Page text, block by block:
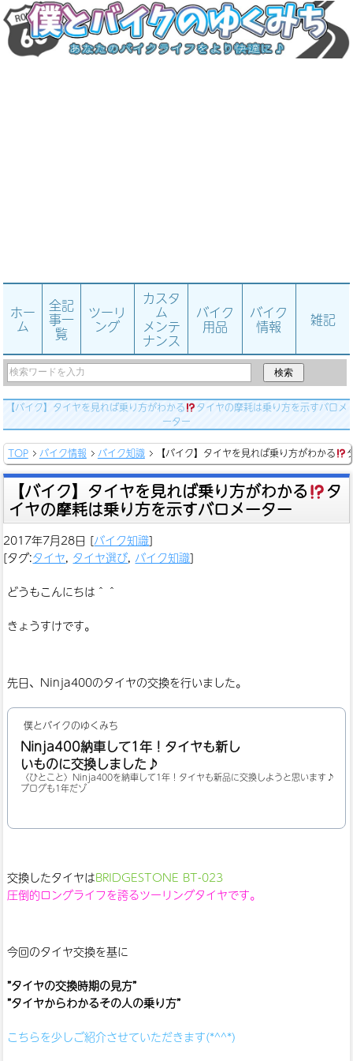
ホー
ム
全記
事一
覧
ツーリ
ング
カスタ
ム
メンテ
ナンス
バイク
用品
バイク
情報 雑記
【バイク】タイヤを見れば乗り方がわかる
タイヤの摩耗は乗り方を示すバロメ
ーター
TOP バイク情報 バイク知識 【バイク】タイヤを見れば乗り方がわかる
【バイク】タイヤを見れば乗り方がわかる タ
イヤの摩耗は乗り方を示すバロメーター
2017年7月28日 [バイク知識]
[タグ:タイヤ, タイヤ選び, バイク知識]
どうもこんにちは＾＾
きょうすけです。
先日、Ninja400のタイヤの交換を行いました。
僕とバイクのゆくみち
Ninja400納車して1年！タイヤも新し
いものに交換しました♪
〈ひとこと〉Ninja400を納車して1年！タイヤも新品に交換しようと思います♪
ブログも1年だゾ
交換したタイヤはBRIDGESTONE BT-023
圧倒的ロングライフを誇るツーリングタイヤです。
今回のタイヤ交換を基に
”タイヤの交換時期の見方”
”タイヤからわかるその人の乗り方”
こちらを少しご紹介させていただきます(*^^*)